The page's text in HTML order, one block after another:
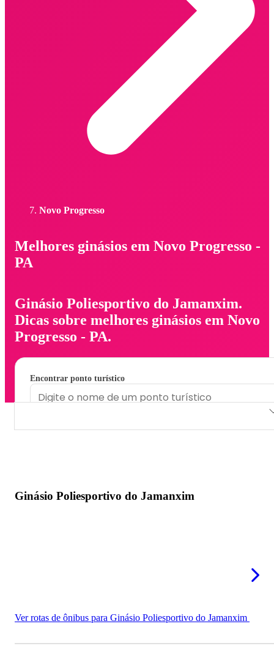
Novo Progresso
Melhores ginásios em Novo Progresso -
PA
Ginásio Poliesportivo do Jamanxim.
Dicas sobre melhores ginásios em Novo
Progresso - PA.
Encontrar ponto turístico
Ginásio Poliesportivo do Jamanxim
Ver rotas de ônibus para Ginásio Poliesportivo do Jamanxim